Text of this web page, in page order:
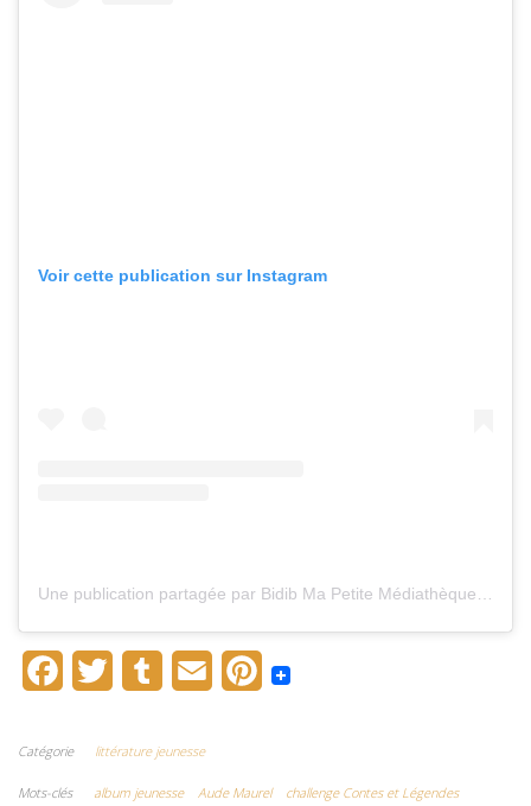
Voir cette publication sur Instagram
Une publication partagée par Bidib Ma Petite Médiathèque (@bidibmpm)
c
e
i
t
m
b
i
P
t
Catégorie littérature jeunesse
Mots-clés album jeunesse Aude Maurel challenge Contes et Légendes